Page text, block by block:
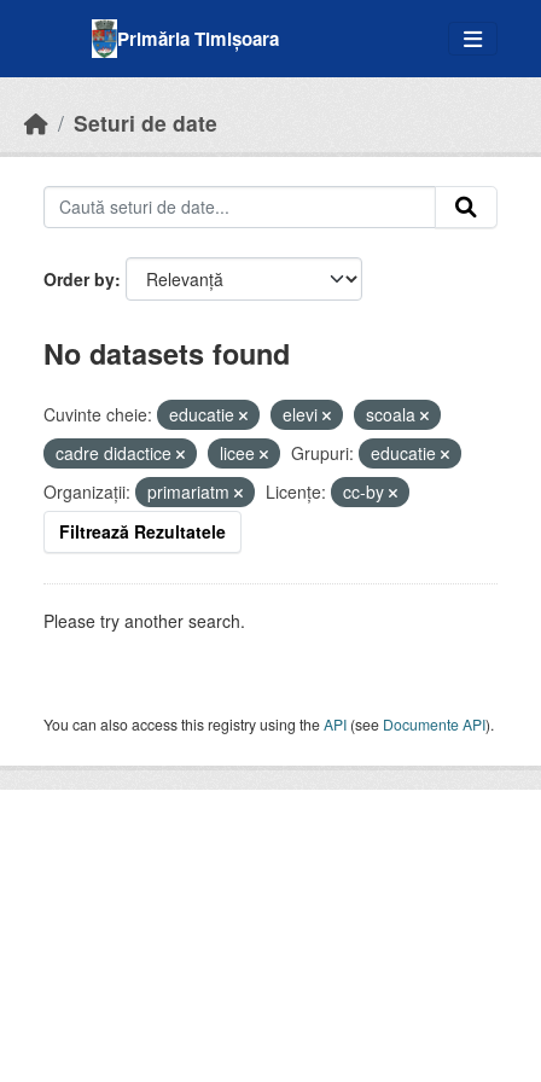
Primăria Timișoara
Seturi de date
Order by
No datasets found
Cuvinte cheie: educatie elevi
scoala
cadre didactice
licee Grupuri:
educatie
Organizații:
primariatm Licenţe:
cc-by
Filtrează Rezultatele
Please try another search.
You can also access this registry using theAPI (see Documente API).